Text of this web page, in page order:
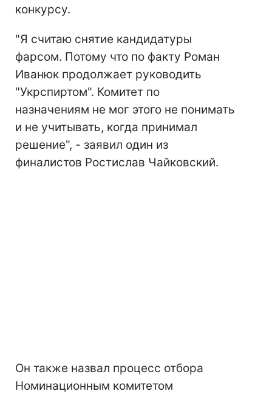
конкурсу.
"Я считаю снятие кандидатуры
фарсом. Потому что по факту Роман
Иванюк продолжает руководить
"Укрспиртом". Комитет по
назначениям не мог этого не понимать
и не учитывать, когда принимал
решение", - заявил один из
финалистов Ростислав Чайковский.
Он также назвал процесс отбора
Номинационным комитетом